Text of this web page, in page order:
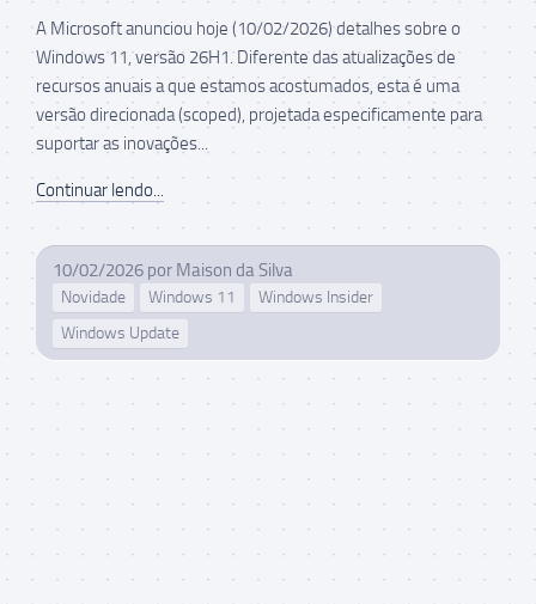
A Microsoft anunciou hoje (10/02/2026) detalhes sobre o
Windows 11, versão 26H1. Diferente das atualizações de
recursos anuais a que estamos acostumados, esta é uma
versão direcionada (scoped), projetada especificamente para
suportar as inovações...
Continuar lendo...
10/02/2026 por Maison da Silva
Novidade Windows 11
Windows Insider
Windows Update